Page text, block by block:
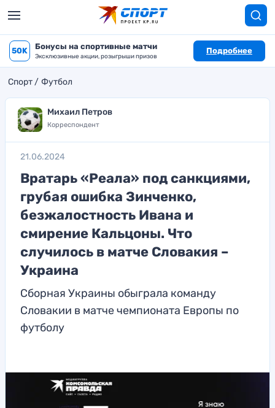
50K Бонусы на спортивные матчи
Эксклюзивные акции, розыгрыши призов
Подробнее
Спорт Футбол
Михаил Петров
Корреспондент
21.06.2024
Вратарь «Реала» под санкциями,
грубая ошибка Зинченко,
безжалостность Ивана и
смирение Кальцоны. Что
случилось в матче Словакия –
Украина
Сборная Украины обыграла команду
Словакии в матче чемпионата Европы по
футболу